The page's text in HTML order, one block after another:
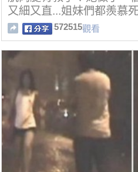
又細又直...姐妹們都羨慕死
572515觀看